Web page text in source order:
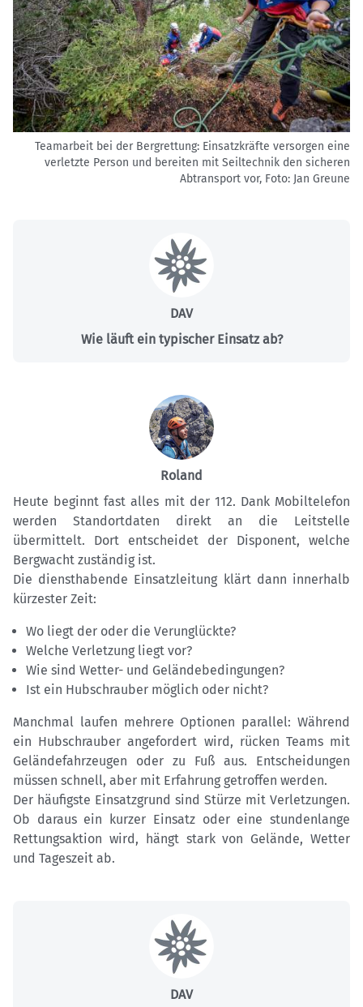
Teamarbeit bei der Bergrettung: Einsatzkräfte versorgen eine
verletzte Person und bereiten mit Seiltechnik den sicheren
Abtransport vor, Foto: Jan Greune
DAV
Wie läuft ein typischer Einsatz ab?
Roland
Heute beginnt fast alles mit der 112. Dank Mobiltelefon
werden Standortdaten direkt an die Leitstelle
übermittelt. Dort entscheidet der Disponent, welche
Bergwacht zuständig ist.
Die diensthabende Einsatzleitung klärt dann innerhalb
kürzester Zeit:
Wo liegt der oder die Verunglückte?
Welche Verletzung liegt vor?
Wie sind Wetter- und Geländebedingungen?
Ist ein Hubschrauber möglich oder nicht?
Manchmal laufen mehrere Optionen parallel: Während
ein Hubschrauber angefordert wird, rücken Teams mit
Geländefahrzeugen oder zu Fuß aus. Entscheidungen
müssen schnell, aber mit Erfahrung getroffen werden.
Der häufigste Einsatzgrund sind Stürze mit Verletzungen.
Ob daraus ein kurzer Einsatz oder eine stundenlange
Rettungsaktion wird, hängt stark von Gelände, Wetter
und Tageszeit ab.
DAV